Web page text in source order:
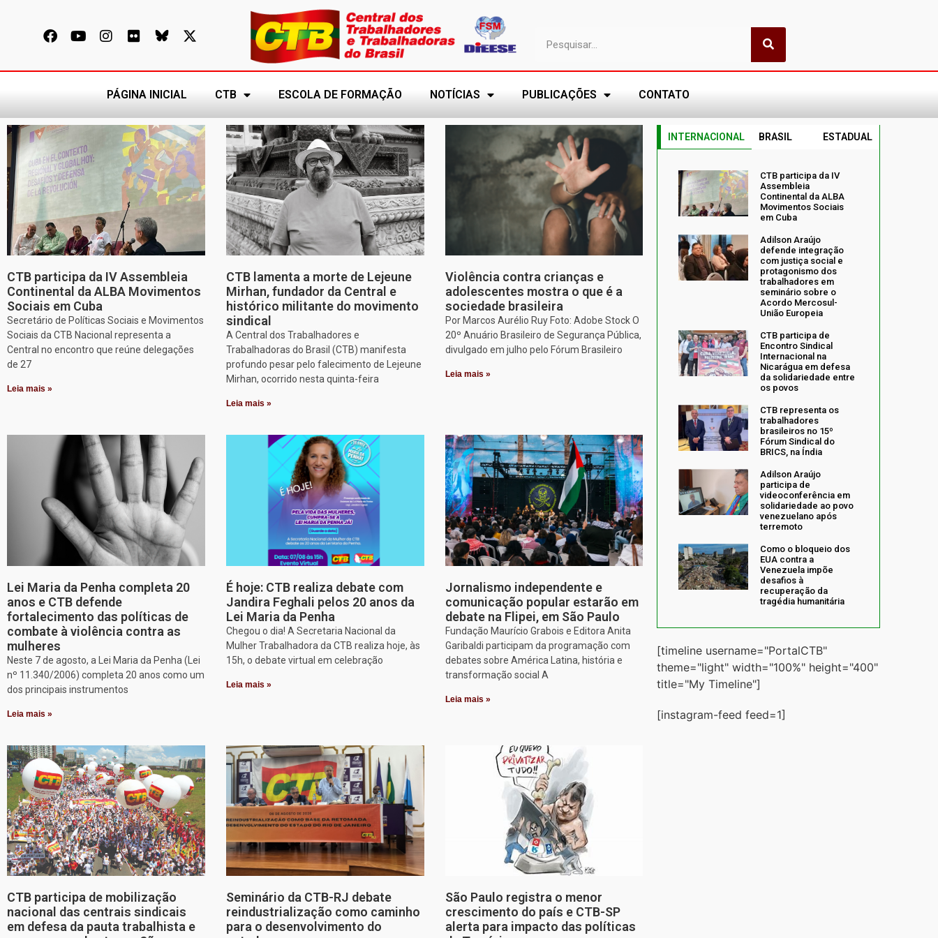
PÁGINA INICIAL CTB ESCOLA DE FORMAÇÃO NOTÍCIAS PUBLICAÇÕES CONTATO
CTB participa da IV Assembleia
Continental da ALBA Movimentos
Sociais em Cuba
Secretário de Políticas Sociais e Movimentos
Sociais da CTB Nacional representa a
Central no encontro que reúne delegações
de 27
Leia mais »
CTB lamenta a morte de Lejeune
Mirhan, fundador da Central e
histórico militante do movimento
sindical
A Central dos Trabalhadores e
Trabalhadoras do Brasil (CTB) manifesta
profundo pesar pelo falecimento de Lejeune
Mirhan, ocorrido nesta quinta-feira
Leia mais »
Violência contra crianças e
adolescentes mostra o que é a
sociedade brasileira
Por Marcos Aurélio Ruy Foto: Adobe Stock O
20º Anuário Brasileiro de Segurança Pública,
divulgado em julho pelo Fórum Brasileiro
Leia mais »
Lei Maria da Penha completa 20
anos e CTB defende
fortalecimento das políticas de
combate à violência contra as
mulheres
Neste 7 de agosto, a Lei Maria da Penha (Lei
nº 11.340/2006) completa 20 anos como um
dos principais instrumentos
Leia mais »
É hoje: CTB realiza debate com
Jandira Feghali pelos 20 anos da
Lei Maria da Penha
Chegou o dia! A Secretaria Nacional da
Mulher Trabalhadora da CTB realiza hoje, às
15h, o debate virtual em celebração
Leia mais »
Jornalismo independente e
comunicação popular estarão em
debate na Flipei, em São Paulo
Fundação Maurício Grabois e Editora Anita
Garibaldi participam da programação com
debates sobre América Latina, história e
transformação social A
Leia mais »
CTB participa de mobilização
nacional das centrais sindicais
em defesa da pauta trabalhista e
Seminário da CTB-RJ debate
reindustrialização como caminho
para o desenvolvimento do
São Paulo registra o menor
crescimento do país e CTB-SP
alerta para impacto das políticas
INTERNACIONAL BRASIL ESTADUAL
CTB participa da IV
Assembleia
Continental da ALBA
Movimentos Sociais
em Cuba
Adilson Araújo
defende integração
com justiça social e
protagonismo dos
trabalhadores em
seminário sobre o
Acordo Mercosul-
União Europeia
CTB participa de
Encontro Sindical
Internacional na
Nicarágua em defesa
da solidariedade entre
os povos
CTB representa os
trabalhadores
brasileiros no 15º
Fórum Sindical do
BRICS, na Índia
Adilson Araújo
participa de
videoconferência em
solidariedade ao povo
venezuelano após
terremoto
Como o bloqueio dos
EUA contra a
Venezuela impõe
desafios à
recuperação da
tragédia humanitária
[timeline username="PortalCTB"
theme="light" width="100%" height="400"
title="My Timeline"]
[instagram-feed feed=1]